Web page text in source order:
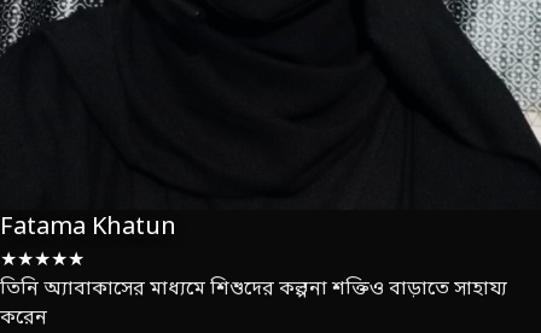
Fatama Khatun
★★★★★
তিনি অ্যাবাকাসের মাধ্যমে শিশুদের কল্পনা শক্তিও বাড়াতে সাহায্য
করেন